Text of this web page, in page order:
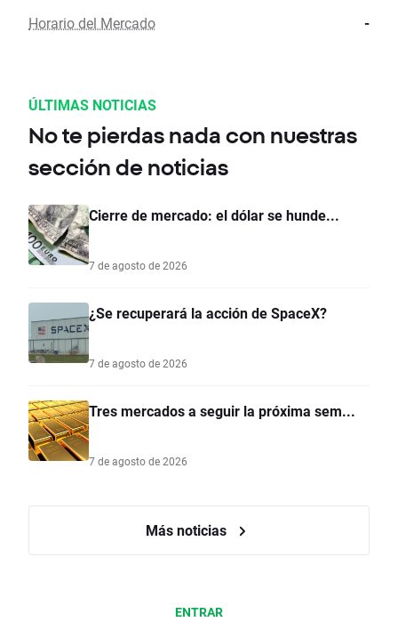
Horario del Mercado -
ÚLTIMAS NOTICIAS
No te pierdas nada con nuestras
sección de noticias
Cierre de mercado: el dólar se hunde...
7 de agosto de 2026
¿Se recuperará la acción de SpaceX?
7 de agosto de 2026
Tres mercados a seguir la próxima sem...
7 de agosto de 2026
Más noticias
ENTRAR